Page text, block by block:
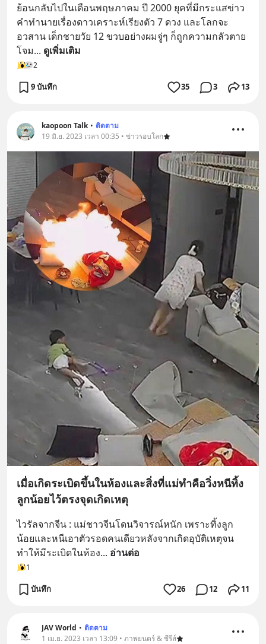
ย้อนกลับไปในเดือนพฤษภาคม ปี 2000 ยุคที่มีกระแสข่าว
คำทำนายเรื่องดาวเคราะห์เรียงตัว 7 ดวง และโลกจะ
อวสาน เด็กชายวัย 12 ขวบอย่างผมจู่ๆ ก็ถูกความกลัวตาย
โจม... ดูเพิ่มเติม
2
9 บันทึก 35 3 13
kaopoon Talk • ติดตาม
19 มิ.ย. 2023 เวลา 00:35 • ข่าวรอบโลก
เมื่อเกิดระเบิดขึ้นในห้องและสิ่งที่แม่ทำคือวิ่งหนีทิ้ง
ลูกน้อยไว้ตรงจุดเกิดเหตุ
ไวรัลจากจีน : แม่ชาวจีนโดนวิจารณ์หนัก เพราะทิ้งลูก
น้อยและหนีเอาตัวรอดคนเดียวหลังจากเกิดอุบัติเหตุจน
ทำให้มีระเบิดในห้อง... อ่านต่อ
1
บันทึก 26 12 11
JAV World • ติดตาม
1 เม.ย. 2023 เวลา 13:09 • ภาพยนตร์ & ซีรีส์